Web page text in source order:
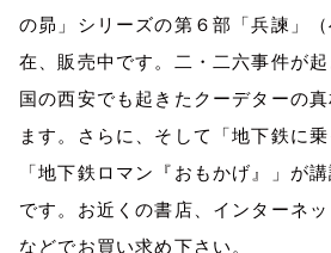
の昴」シリーズの第６部「兵諫」
在、販売中です。二・二六事件が
国の西安でも起きたクーデターの
ます。さらに、そして「地下鉄に乗
「地下鉄ロマン『おもかげ』」が
です。お近くの書店、インターネ
などでお買い求め下さい。